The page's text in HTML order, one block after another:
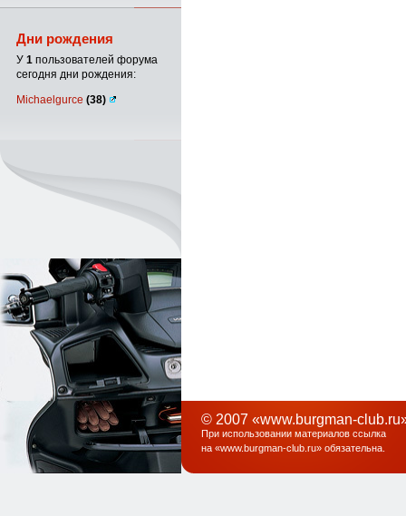
Дни рождения
У 1 пользователей форума
сегодня дни рождения:
Michaelgurce (38)
© 2007 «www.burgman-
При использовании материалов ссылка
на «www.burgman-club.ru» обязательна